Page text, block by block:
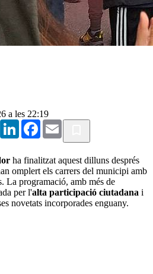
a les 22:19
TelegramLinkedInFacebook
Email
ha finalitzat aquest dilluns després
omplert els carrers del municipi amb
La programació, amb més de
per l'alta participació ciutadana i
novetats incorporades enguany.